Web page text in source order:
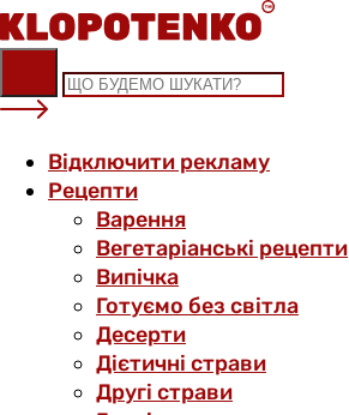
Skip
to
content
Відключити рекламу
Рецепти
Варення
Вегетаріанські рецепти
Випічка
Готуємо без світла
Десерти
Дієтичні страви
Другі страви